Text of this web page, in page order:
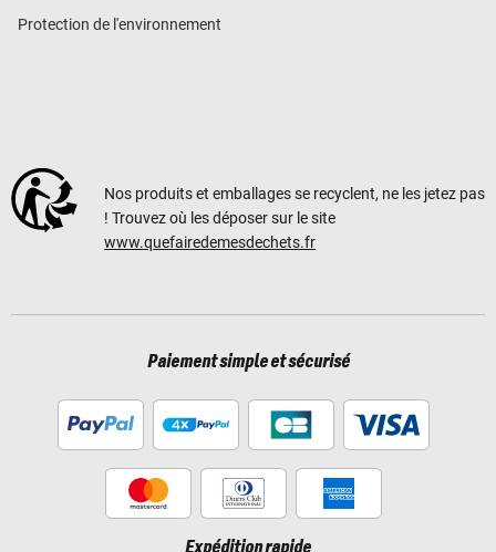
Protection de l'environnement
Nos produits et emballages se recyclent, ne les jetez pas
! Trouvez où les déposer sur le site
www.quefairedemesdechets.fr
Paiement simple et sécurisé
Expédition rapide